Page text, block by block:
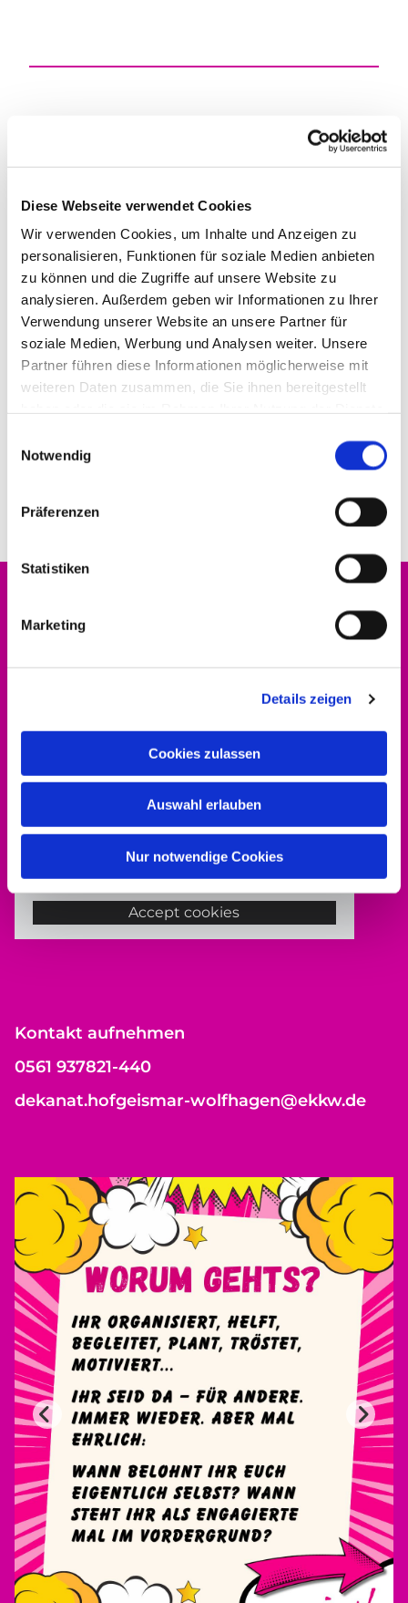
Diese Webseite verwendet Cookies
Wir verwenden Cookies, um Inhalte und Anzeigen zu
personalisieren, Funktionen für soziale Medien anbieten
zu können und die Zugriffe auf unsere Website zu
analysieren. Außerdem geben wir Informationen zu Ihrer
Verwendung unserer Website an unsere Partner für
soziale Medien, Werbung und Analysen weiter. Unsere
Partner führen diese Informationen möglicherweise mit
weiteren Daten zusammen, die Sie ihnen bereitgestellt
Notwendig
Präferenzen
Statistiken
Marketing
Details zeigen
Cookies zulassen
Auswahl erlauben
Nur notwendige Cookies
Unsere Veranstaltungen
Altstädter Kirchplatz 5
34369 Hofgeismar
Bitte akzeptieren Sie Marketing-Cookies,
um diese Karte anzuzeigen.
Accept cookies
Kontakt aufnehmen
0561 937821-440
dekanat.hofgeismar-wolfhagen@ekkw.de